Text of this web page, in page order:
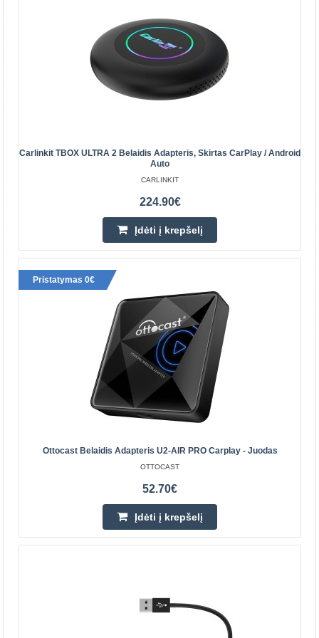
Centriniame Sandėlyje NĖRA
Įdėti į krepšelį
Pridėti prie pageidavimų sąrašo
Carlinkit TBOX ULTRA 2 belaidis adapteris, skirtas
CarPlay / Android Auto
Carlinkit TBOX ULTRA 2 belaidis adapteris „Carlinkit
TBOX ULTRA 2“ yra belaidis adapteris, skirtas
automobiliams su gamykloje įdiegta laidine „CarPlay“
224.90€
Parduotuvėje Vilniuje NĖRA
Įdėti į krepšelį
Carlinkit TBOX ULTRA 2 Belaidis Adapteris, Skirtas CarPlay / Android
Auto
CARLINKIT
224.90€
Įdėti į krepšelį
Pristatymas 0€
Ottocast Belaidis Adapteris U2-AIR PRO Carplay - Juodas
OTTOCAST
52.70€
Įdėti į krepšelį